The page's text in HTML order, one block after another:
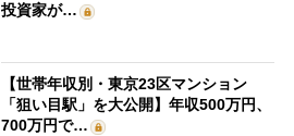
投資家が…
【世帯年収別・東京23区マンション
「狙い目駅」を大公開】年収500万円、
700万円で…